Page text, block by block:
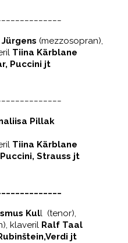
(mezzosopran),
Tiina Kärblane
Puccini jt
Pillak
Tiina Kärblane
Strauss jt
Kull (tenor),
klaveril Ralf Taal
jt